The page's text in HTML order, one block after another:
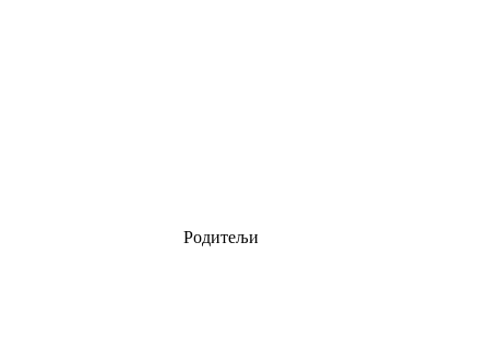
Родитељи